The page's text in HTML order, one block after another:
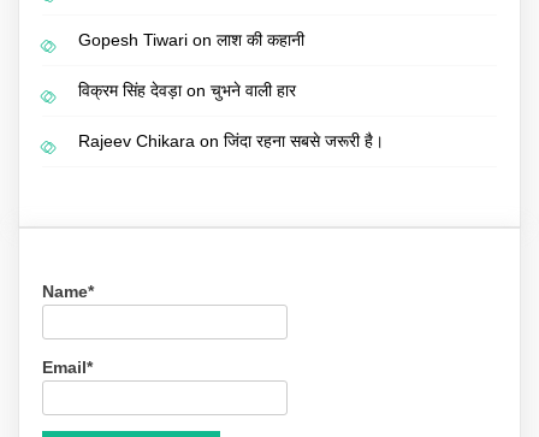
Gopesh Tiwari on लाश की कहानी
विक्रम सिंह देवड़ाon चुभने वाली हार
Rajeev Chikara on जिंदा रहना सबसे जरूरी है।
Name*
Email*